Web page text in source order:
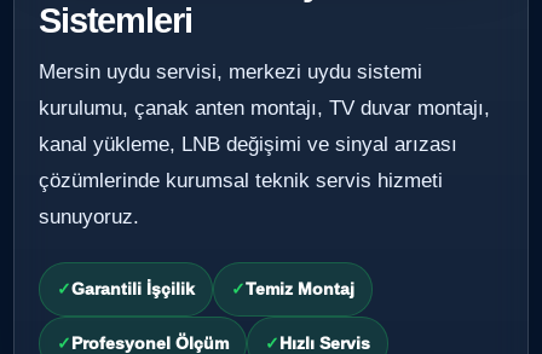
Sistemleri
Mersin uydu servisi, merkezi uydu sistemi
kurulumu, çanak anten montajı, TV duvar montajı,
kanal yükleme, LNB değişimi ve sinyal arızası
çözümlerinde kurumsal teknik servis hizmeti
sunuyoruz.
Garantili İşçilik Temiz Montaj
Profesyonel Ölçüm Hızlı Servis